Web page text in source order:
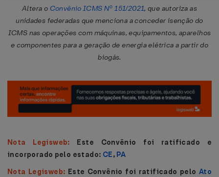
Altera o Convênio ICMS Nº 151/2021, que autoriza as
unidades federadas que menciona a conceder isenção do
ICMS nas operações com máquinas, equipamentos, aparelhos
e componentes para a geração de energia elétrica a partir do
biogás.
Nota Legisweb: Este Convênio foi ratificado e
incorporado pelo estado: CE, PA
Nota Legisweb: Este Convênio foi ratificado pelo Ato